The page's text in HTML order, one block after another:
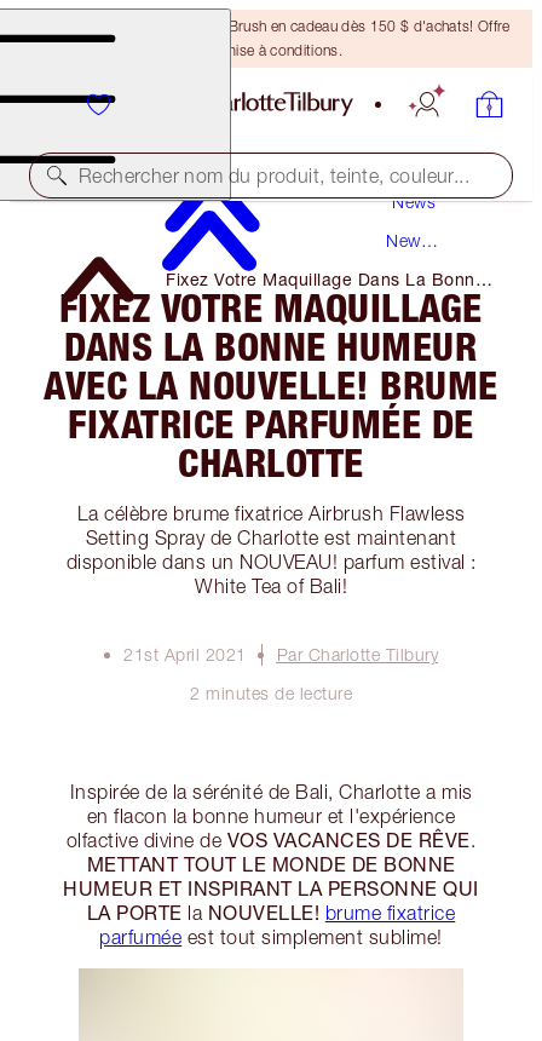
Recevez un pinceau Bronzing Brush en cadeau dès 150 $ d'achats! Offre
soumise à conditions.
Rechercher nom du produit, teinte, couleur...
News
New
Fixez Votre Maquillage Dans La Bonne
Humeur Avec La Nouvelle! Brume
Fixatrice Parfumée De Charlotte
FIXEZ VOTRE MAQUILLAGE
DANS LA BONNE HUMEUR
AVEC LA NOUVELLE! BRUME
FIXATRICE PARFUMÉE DE
CHARLOTTE
La célèbre brume fixatrice Airbrush Flawless
Setting Spray de Charlotte est maintenant
disponible dans un NOUVEAU! parfum estival :
White Tea of Bali!
21st April 2021
Par Charlotte Tilbury
2 minutes de lecture
Inspirée de la sérénité de Bali, Charlotte a mis
en flacon la bonne humeur et l'expérience
olfactive divine de VOS VACANCES DE RÊVE.
METTANT TOUT LE MONDE DE BONNE
HUMEUR ET INSPIRANT LA PERSONNE QUI
LA PORTE la NOUVELLE! brume fixatrice
parfumée est tout simplement sublime!